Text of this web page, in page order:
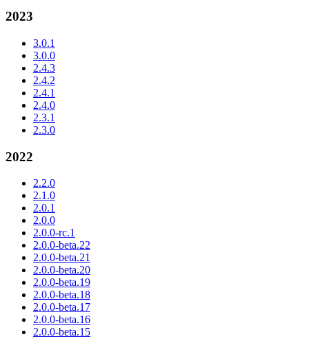
2023
3.0.1
3.0.0
2.4.3
2.4.2
2.4.1
2.4.0
2.3.1
2.3.0
2022
2.2.0
2.1.0
2.0.1
2.0.0
2.0.0-rc.1
2.0.0-beta.22
2.0.0-beta.21
2.0.0-beta.20
2.0.0-beta.19
2.0.0-beta.18
2.0.0-beta.17
2.0.0-beta.16
2.0.0-beta.15